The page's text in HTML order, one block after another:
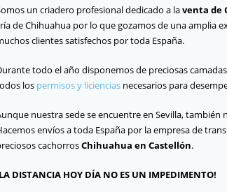
un criadero profesional dedicado a laventa de
de Chihuahua por lo que gozamos de una amplia
clientes satisfechos por toda España.
todo el año disponemos de preciosas
los permisos y liciencias necesarios para
nuestra sede se encuentre en Sevilla, también
envíos a toda España por la empresa de
cachorrosChihuahua en Castellón.
DISTANCIA HOY DÍA NO ES UN IMPEDIMENTO!